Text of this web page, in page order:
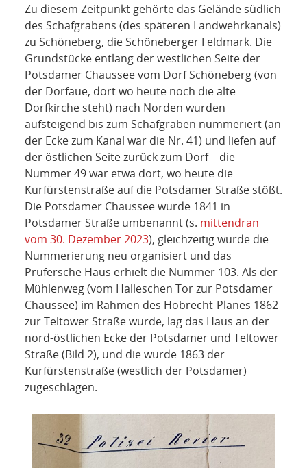
Zu diesem Zeitpunkt gehörte das Gelände südlich
des Schafgrabens (des späteren Landwehrkanals)
zu Schöneberg, die Schöneberger Feldmark. Die
Grundstücke entlang der westlichen Seite der
Potsdamer Chaussee vom Dorf Schöneberg (von
der Dorfaue, dort wo heute noch die alte
Dorfkirche steht) nach Norden wurden
aufsteigend bis zum Schafgraben nummeriert (an
der Ecke zum Kanal war die Nr. 41) und liefen auf
der östlichen Seite zurück zum Dorf – die
Nummer 49 war etwa dort, wo heute die
Kurfürstenstraße auf die Potsdamer Straße stößt.
Die Potsdamer Chaussee wurde 1841 in
Potsdamer Straße umbenannt (s. mittendran
vom 30. Dezember 2023), gleichzeitig wurde die
Nummerierung neu organisiert und das
Prüfersche Haus erhielt die Nummer 103. Als der
Mühlenweg (vom Halleschen Tor zur Potsdamer
Chaussee) im Rahmen des Hobrecht-Planes 1862
zur Teltower Straße wurde, lag das Haus an der
nord-östlichen Ecke der Potsdamer und Teltower
Straße (Bild 2), und die wurde 1863 der
Kurfürstenstraße (westlich der Potsdamer)
zugeschlagen.